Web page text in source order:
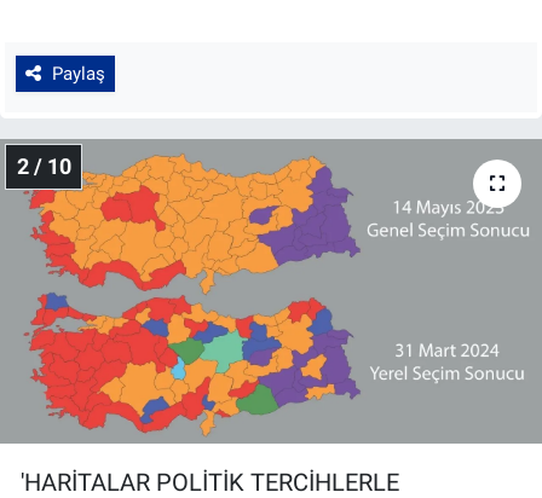
Paylaş
2 / 10
'HARİTALAR POLİTİK TERCİHLERLE